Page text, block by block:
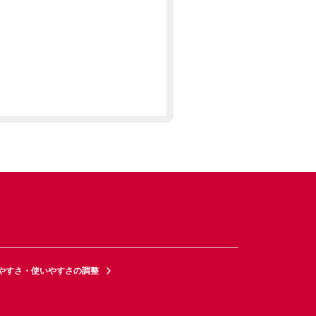
すさ・使いやすさの調整